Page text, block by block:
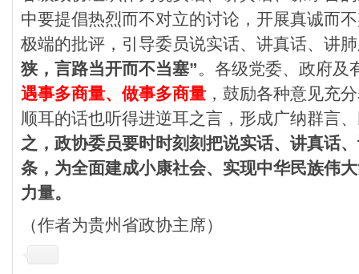
中要提倡热烈而不对立的讨论，开展真诚而
极端的批评，引导委员说实话、讲真话、讲
狭，言路当开而不当塞”。各级党委、政府及
遇事多商量、做事多商量 ，鼓励各种意见充
顺耳的话也听得进逆耳之言，形成广纳群言
之，政协委员要时时刻刻把说实话、讲真话
条，为全面建成小康社会、实现中华民族伟
力量。
（作者为贵州省政协主席）